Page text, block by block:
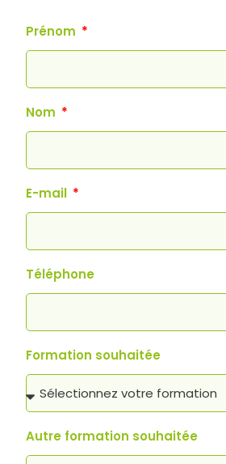
Prénom
Nom
E-mail
Téléphone
Formation souhaitée
Autre formation souhaitée